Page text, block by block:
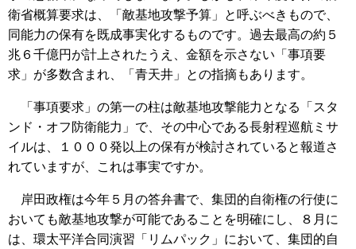
衛省概算要求は、「敵基地攻撃予算」と呼ぶべきもので、
同能力の保有を既成事実化するものです。過去最高の約５
兆６千億円が計上されたうえ、金額を示さない「事項要
求」が多数含まれ、「青天井」との指摘もあります。
「事項要求」の第一の柱は敵基地攻撃能力となる「スタ
ンド・オフ防衛能力」で、その中心である長射程巡航ミサ
イルは、１０００発以上の保有が検討されていると報道さ
れていますが、これは事実ですか。
岸田政権は今年５月の答弁書で、集団的自衛権の行使に
おいても敵基地攻撃が可能であることを明確にし、８月に
は、環太平洋合同演習「リムパック」において、集団的自